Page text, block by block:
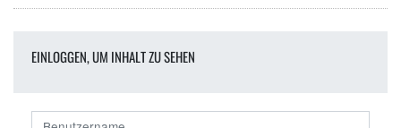
EINLOGGEN, UM INHALT ZU SEHEN